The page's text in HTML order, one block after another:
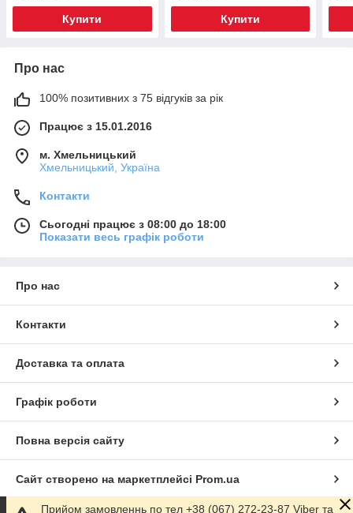
Купити Купити
Про нас
100% позитивних з 75 відгуків за рік
Працює з 15.01.2016
м. Хмельницький
Хмельницький, Україна
Контакти
Сьогодні працює з 08:00 до 18:00
Показати весь графік роботи
Про нас
Контакти
Доставка та оплата
Графік роботи
Повна версія сайту
Сайт створено на маркетплейсі Prom.ua
Прийом замовленнь по тел +38 (067) 272-23-87 Viber та